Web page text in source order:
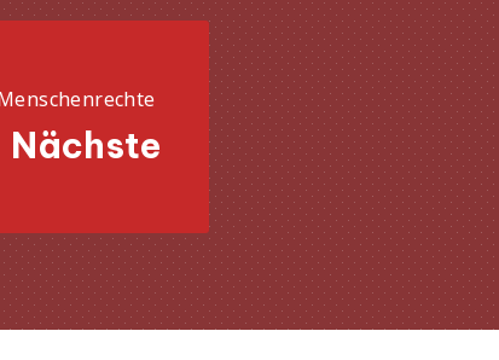
Nächste